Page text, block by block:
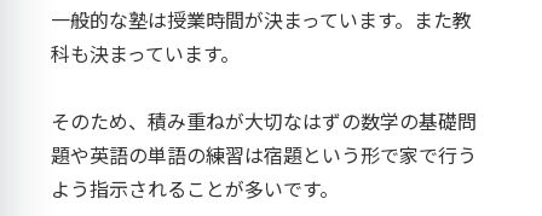
一般的な塾は授業時間が決まっています。また教
科も決まっています。
そのため、積み重ねが大切なはずの数学の基礎問
題や英語の単語の練習は宿題という形で家で行う
よう指示されることが多いです。